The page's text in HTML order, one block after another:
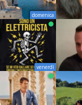
domenica
venerdì